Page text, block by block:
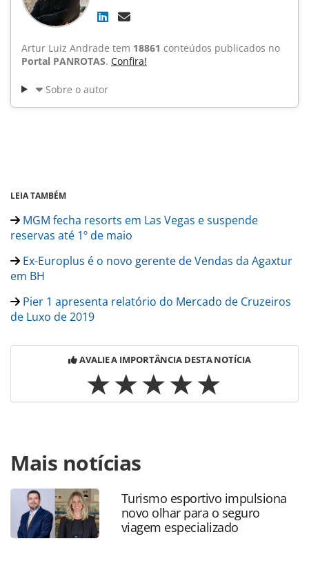
Artur Luiz Andrade tem 18861 conteúdos publicados no
Portal PANROTAS. Confira!
Sobre o autor
LEIA TAMBÉM
MGM fecha resorts em Las Vegas e suspende
reservas até 1º de maio
Ex-Europlus é o novo gerente de Vendas da Agaxtur
em BH
Pier 1 apresenta relatório do Mercado de Cruzeiros
de Luxo de 2019
AVALIE A IMPORTÂNCIA DESTA NOTÍCIA
https://www.panrotas.com.br/aviacao/empresas/2020/03/
atlantic-vai-parar-75-de-sua-frota_171842.html ou as
ferramentas oferecidas na página. Todo o conteúdo
produzido pela PANROTAS Editora é protegido pela
legislação brasileira sobre direito autoral. Não reproduza o
conteúdo sem autorização da PANROTAS Editora
Mais notícias
Turismo esportivo impulsiona
novo olhar para o seguro
viagem especializado